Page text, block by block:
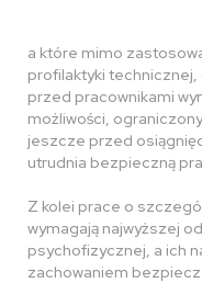
a które mimo
profilaktyki
przed pracownikami
możliwości,
jeszcze przed
utrudnia bezpieczną
Z kolei prace o
wymagają najwyższej
psychofizycznej, a ich
zachowaniem